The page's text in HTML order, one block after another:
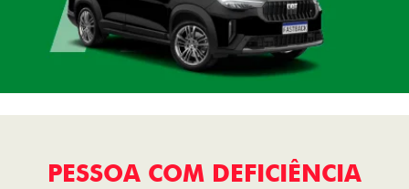
PESSOA COM DEFICIÊNCIA